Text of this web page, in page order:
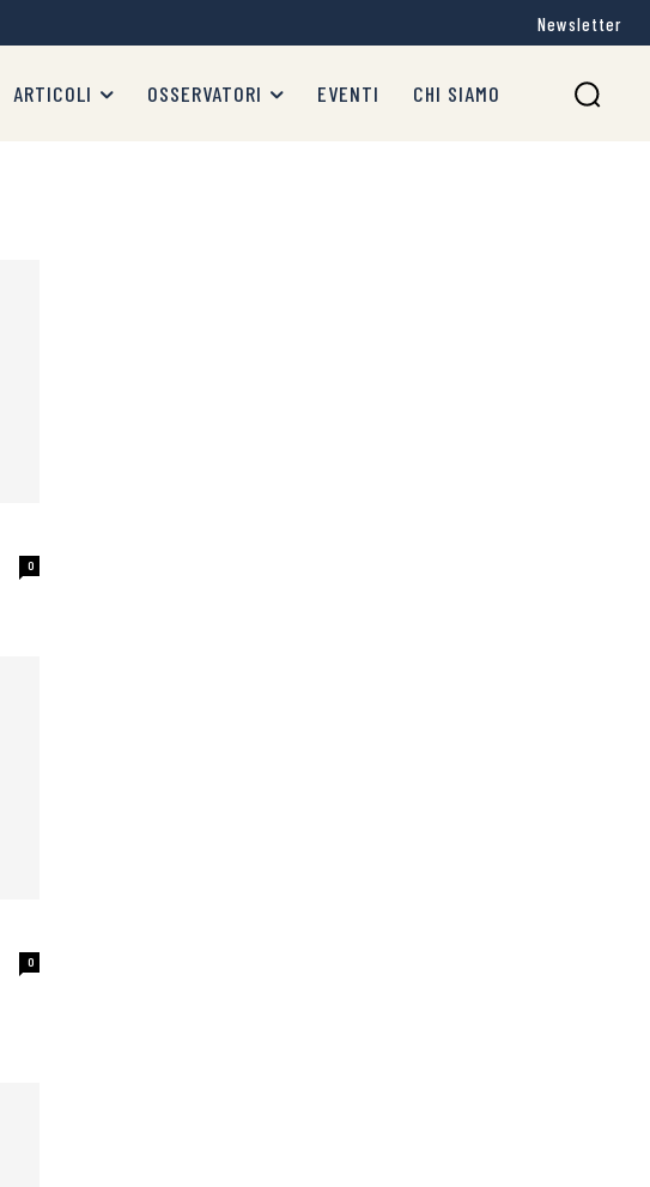
Newsletter
ARTICOLI OSSERVATORI EVENTI CHI SIAMO
0
0